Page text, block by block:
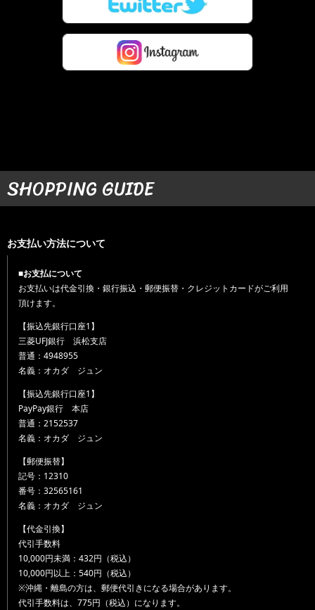
SHOPPING GUIDE
お支払い方法について
■お支払について
お支払いは代金引換・銀行振込・郵便振替・クレジットカードがご利用
頂けます。
【振込先銀行口座1】
三菱UFJ銀行 浜松支店
普通：4948955
名義：オカダ ジュン
【振込先銀行口座1】
PayPay銀行 本店
普通：2152537
名義：オカダ ジュン
【郵便振替】
記号：12310
番号：32565161
名義：オカダ ジュン
【代金引換】
代引手数料
10,000円未満：432円（税込）
10,000円以上：540円（税込）
※沖縄・離島の方は、郵便代引きになる場合があります。
代引手数料は、775円（税込）になります。